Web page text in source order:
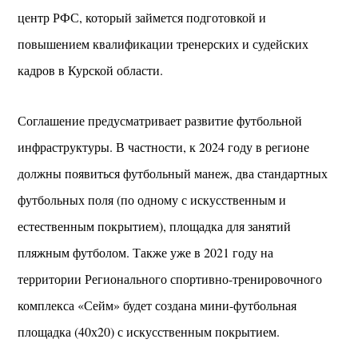
центр РФС, который займется подготовкой и
повышением квалификации тренерских и судейских
кадров в Курской области.
Соглашение предусматривает развитие футбольной
инфраструктуры. В частности, к 2024 году в регионе
должны появиться футбольный манеж, два стандартных
футбольных поля (по одному с искусственным и
естественным покрытием), площадка для занятий
пляжным футболом. Также уже в 2021 году на
территории Регионального спортивно-тренировочного
комплекса «Сейм» будет создана мини-футбольная
площадка (40х20) с искусственным покрытием.